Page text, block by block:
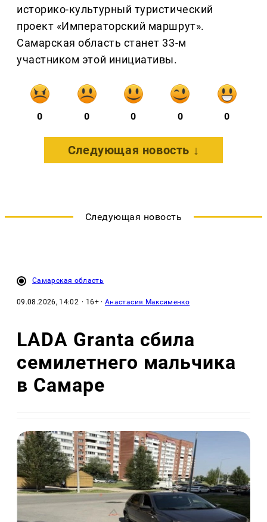
историко-культурный туристический
проект «Императорский маршрут».
Самарская область станет 33-м
участником этой инициативы.
0 0 0 0 0
Следующая новость ↓
Следующая новость
Самарская область
09.08.2026, 14:02 · 16+ ·Анастасия Максименко
LADA Granta сбила
семилетнего мальчика
в Самаре